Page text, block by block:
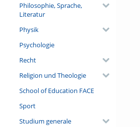
Philosophie, Sprache,
Literatur
Physik
Psychologie
Recht
Religion und Theologie
School of Education FACE
Sport
Studium generale